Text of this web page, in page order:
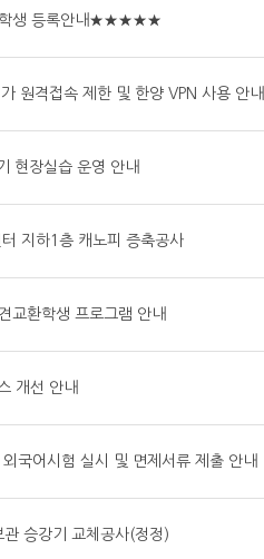
학생 등록안내★★★★★
원격접속 제한 및 한양 VPN 사용 안내
현장실습 운영 안내
지하1층 캐노피 증축공사
교환학생 프로그램 안내
개선 안내
국어시험 실시 및 면제서류 제출 안내
관 승강기 교체공사(정정)